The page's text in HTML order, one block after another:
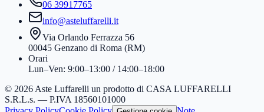
06 39917765
info@asteluffarelli.it
Via Orlando Ferrazza 56
00045 Genzano di Roma (RM)
Orari
Lun–Ven: 9:00–13:00 / 14:00–18:00
© 2026 Aste Luffarelli un prodotto di CASA LUFFARELLI
S.R.L.s. — P.IVA 18560101000